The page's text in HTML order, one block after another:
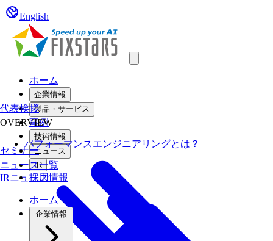
English
ホーム
企業情報
製品・サービス
事例
技術情報
セミナーニュース
ニュース一覧
IR
採用情報
ホーム
企業情報
代表挨拶
OVERVIEW
パフォーマンスエンジニアリングとは？
IRニュース